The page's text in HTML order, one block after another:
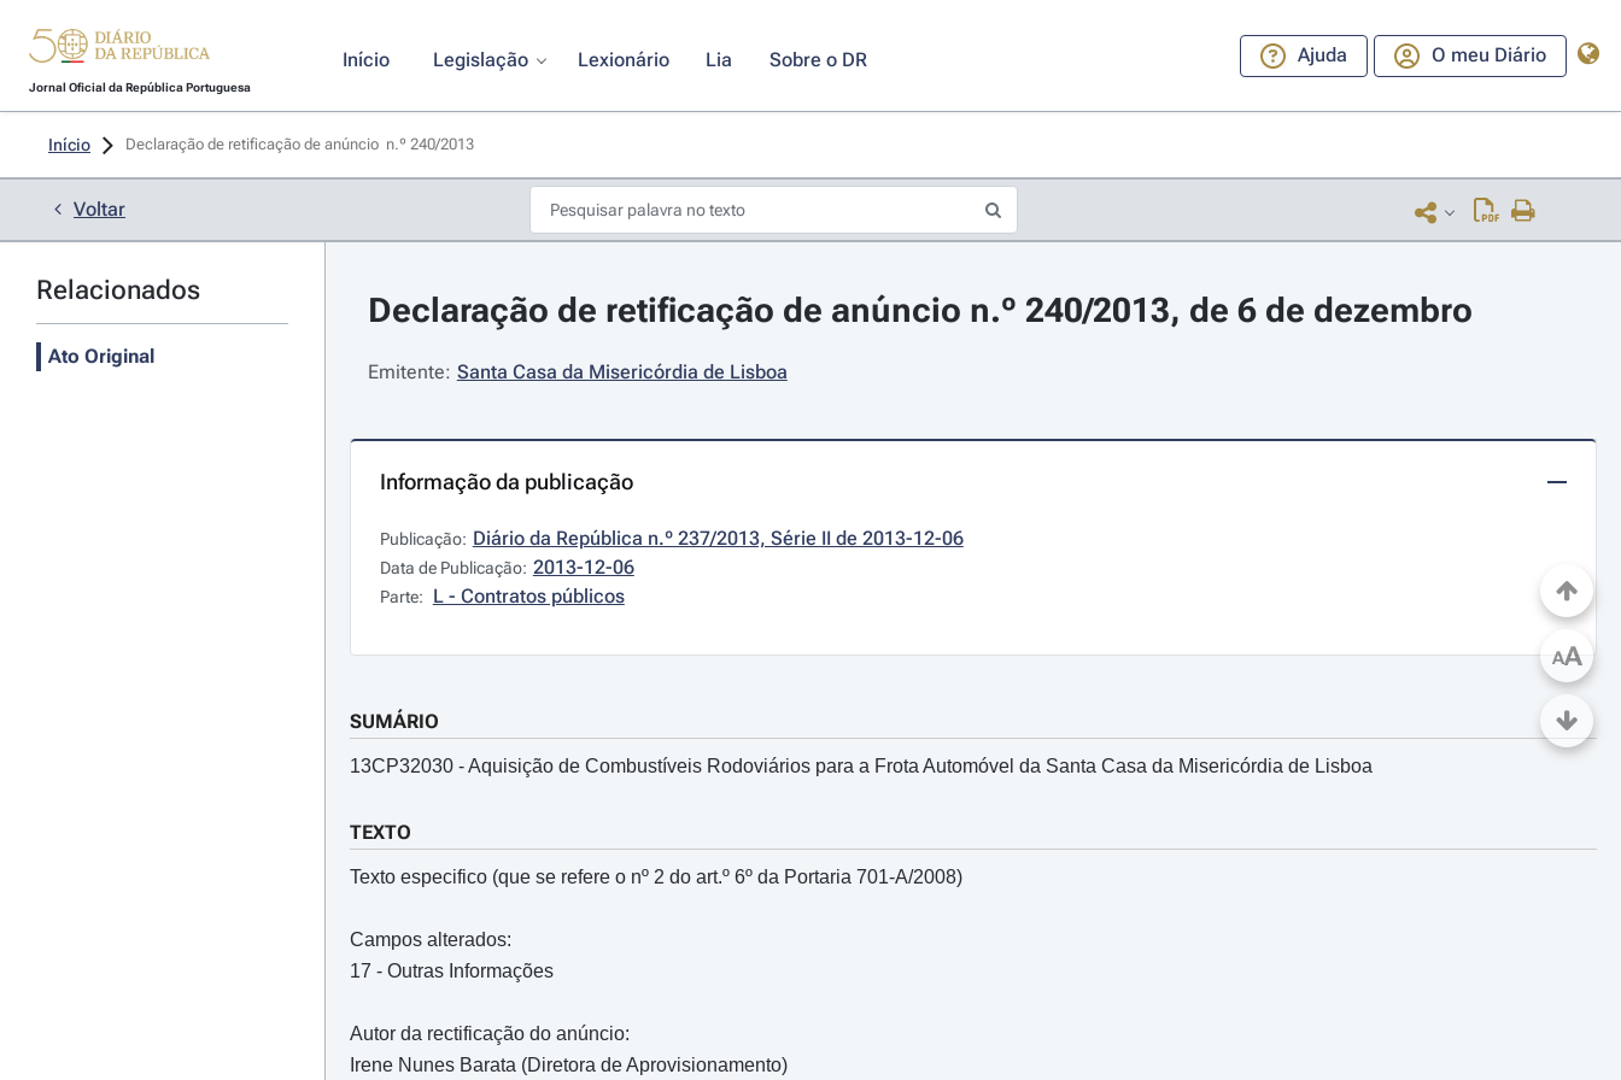
Jornal Oficial da República Portuguesa
Início Legislação Lexionário Lia Sobre o DR Ajuda O meu Diário
Início Declaração de retificação de anúncio  n.º 240/2013
Voltar
Relacionados
Ato Original
Declaração de retificação de anúncio n.º 240/2013, de 6 de dezembro
Emitente: Santa Casa da Misericórdia de Lisboa
Informação da publicação
Publicação: Diário da República n.º 237/2013, Série II de 2013-12-06
Data de Publicação: 2013-12-06
Parte: L - Contratos públicos
SUMÁRIO
13CP32030 - Aquisição de Combustíveis Rodoviários para a Frota Automóvel da Santa Casa da Misericórdia de Lisboa
TEXTO
Texto especifico (que se refere o nº 2 do art.º 6º da Portaria 701-A/2008)
Campos alterados:
17 - Outras Informações
Autor da rectificação do anúncio:
Irene Nunes Barata (Diretora de Aprovisionamento)
AA